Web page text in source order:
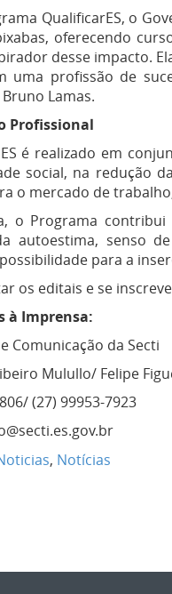
QualificarES, o
oferecendo
desse impacto.
uma profissão de
Lamas.
Profissional
é realizado em
social, na redução
o mercado de
o Programa
autoestima, senso
para a
os editais e se
à Imprensa:
Comunicação da Secti
Mulullo/ Felipe
(27) 99953-7923
, Notícias